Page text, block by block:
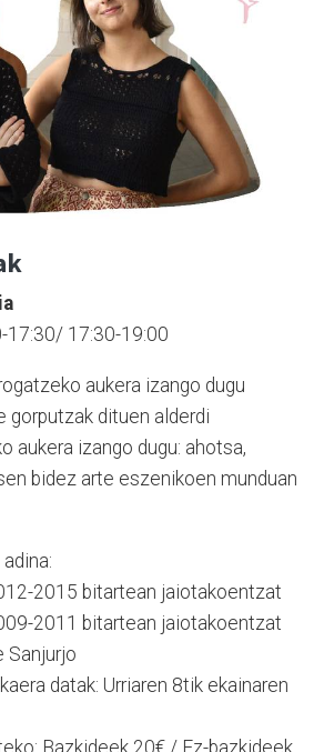
17:30/ 17:30-19:00
aukera izango dugu
gorputzak dituen alderdi
aukera izango dugu: ahotsa,
bidez arte eszenikoen munduan
2015 bitartean jaiotakoentzat
2011 bitartean jaiotakoentzat
Sanjurjo
datak: Urriaren 8tik ekainaren
Bazkideek 20€ / Ez-bazkideek